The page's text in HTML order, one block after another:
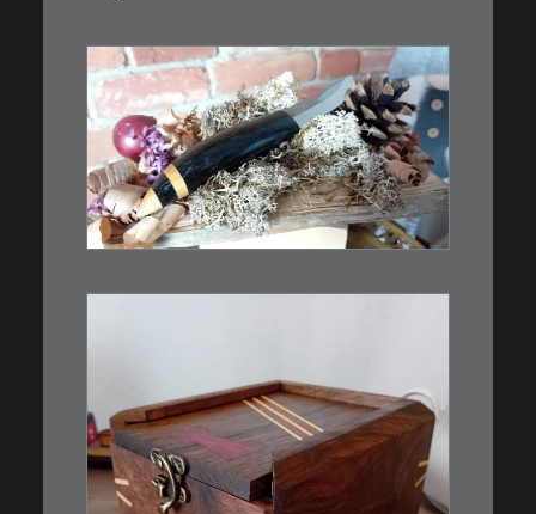
€39,00
Kleines Schmuckmesser, ideal
als…
€39,00
Eine kleine, simple Schatulle